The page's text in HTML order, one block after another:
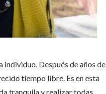
Después de años de
tiempo libre. Es en esta
tranquila y realizar todas